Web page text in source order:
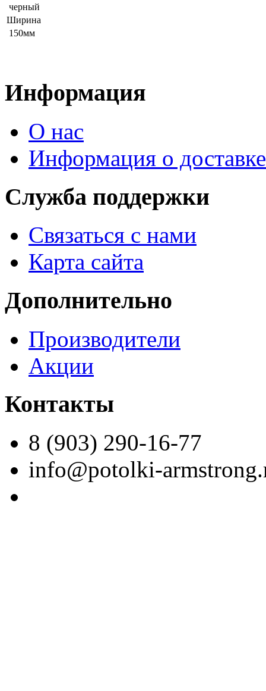
черный
Ширина
150мм
Информация
О нас
Информация о доставке
Служба поддержки
Связаться с нами
Карта сайта
Дополнительно
Производители
Акции
Контакты
8 (903) 290-16-77
info@potolki-